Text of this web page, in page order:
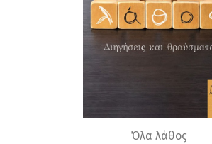
Όλα λάθος